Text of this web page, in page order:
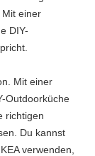
einer
DIY-
Mit einer
Outdoorküche
richtigen
Du kannst
verwenden,